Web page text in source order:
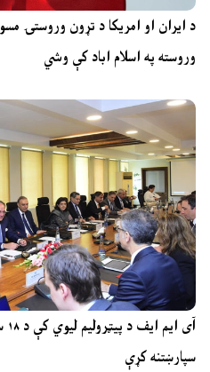
د ایران او امریکا د تړون وروستۍ
وروسته په اسلام اباد کې وشي
سپارښتنه کړې